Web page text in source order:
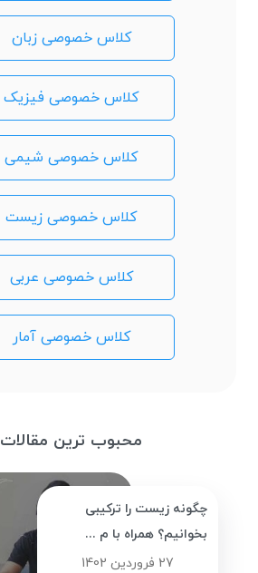
کلاس خصوصی زبان
کلاس خصوصی فیزیک
کلاس خصوصی شیمی
کلاس خصوصی زیست
کلاس خصوصی عربی
کلاس خصوصی آمار
محبوب ترین مقالات
چگونه زیست را ترکیبی
بخوانیم؟ همراه با م ...
27 فروردین 1402